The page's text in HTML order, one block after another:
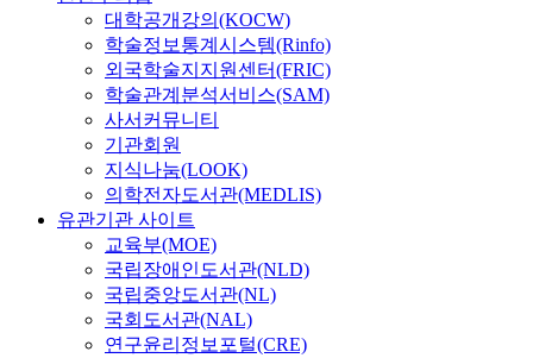
대학공개강의(KOCW)
학술정보통계시스템(Rinfo)
외국학술지지원센터(FRIC)
학술관계분석서비스(SAM)
사서커뮤니티
기관회원
지식나눔(LOOK)
의학전자도서관(MEDLIS)
유관기관 사이트
교육부(MOE)
국립장애인도서관(NLD)
국립중앙도서관(NL)
국회도서관(NAL)
연구윤리정보포털(CRE)